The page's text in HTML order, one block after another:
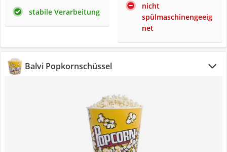
stabile Verarbeitung
nicht
spülmaschinengeeig
net
Balvi Popkornschüssel